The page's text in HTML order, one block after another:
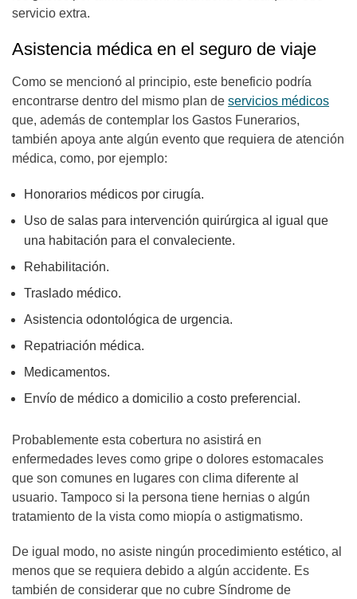
servicio extra.
Asistencia médica en el seguro de viaje
Como se mencionó al principio, este beneficio podría
encontrarse dentro del mismo plan de servicios médicos
que, además de contemplar los Gastos Funerarios,
también apoya ante algún evento que requiera de atención
médica, como, por ejemplo:
Honorarios médicos por cirugía.
Uso de salas para intervención quirúrgica al igual que
una habitación para el convaleciente.
Rehabilitación.
Traslado médico.
Asistencia odontológica de urgencia.
Repatriación médica.
Medicamentos.
Envío de médico a domicilio a costo preferencial.
Probablemente esta cobertura no asistirá en
enfermedades leves como gripe o dolores estomacales
que son comunes en lugares con clima diferente al
usuario. Tampoco si la persona tiene hernias o algún
tratamiento de la vista como miopía o astigmatismo.
De igual modo, no asiste ningún procedimiento estético, al
menos que se requiera debido a algún accidente. Es
también de considerar que no cubre Síndrome de